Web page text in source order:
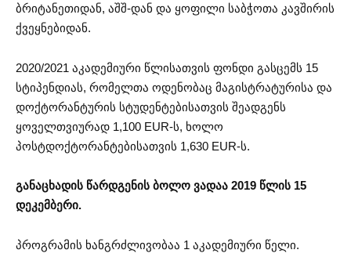
ბრიტანეთიდან, აშშ-დან და ყოფილი საბჭოთა კავშირის
ქვეყნებიდან.
2020/2021 აკადემიური წლისათვის ფონდი გასცემს 15
სტიპენდიას, რომელთა ოდენობაც მაგისტრატურისა და
დოქტორანტურის სტუდენტებისათვის შეადგენს
ყოველთვიურად 1,100 EUR-ს, ხოლო
პოსტდოქტორანტებისათვის 1,630 EUR-ს.
განაცხადის წარდგენის ბოლო ვადაა 2019 წლის 15
დეკემბერი.
პროგრამის ხანგრძლივობაა 1 აკადემიური წელი.